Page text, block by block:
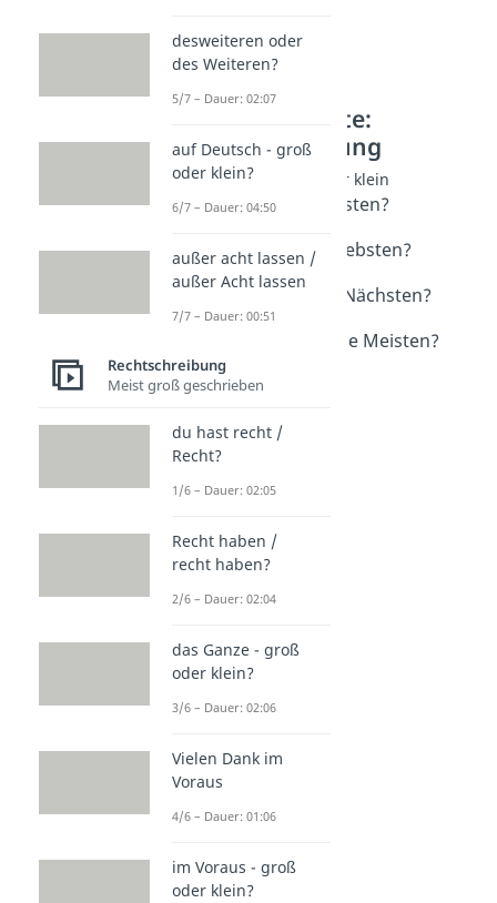
Weitere Inhalte:
Rechtschreibung
Superlative groß oder klein
am besten / am Besten?
am liebsten / am Liebsten?
Dauer: 01:22
am nächsten / am Nächsten?
Dauer: 04:16
die meisten oder die Meisten?
Dauer: 00:57
desweiteren oder
des Weiteren?
5/7 – Dauer: 02:07
auf Deutsch - groß
oder klein?
6/7 – Dauer: 04:50
außer acht lassen /
außer Acht lassen
7/7 – Dauer: 00:51
Rechtschreibung
Meist groß geschrieben
du hast recht /
Recht?
1/6 – Dauer: 02:05
Recht haben /
recht haben?
2/6 – Dauer: 02:04
das Ganze - groß
oder klein?
3/6 – Dauer: 02:06
Vielen Dank im
Voraus
4/6 – Dauer: 01:06
im Voraus - groß
oder klein?